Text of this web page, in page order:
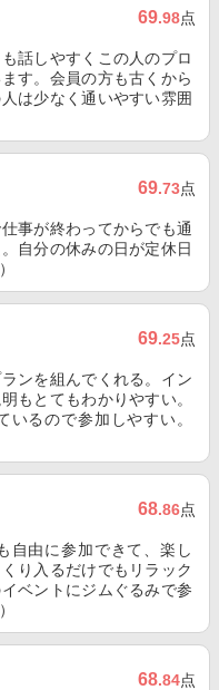
69.98点
話しやすくこの人のプロ
す。会員の方も古くから
は少なく通いやすい雰囲
69.73点
事が終わってからでも通
自分の休みの日が定休日
69.25点
ンを組んでくれる。イン
もとてもわかりやすい。
るので参加しやすい。
68.86点
自由に参加できて、楽し
り入るだけでもリラック
ベントにジムぐるみで参
68.84点